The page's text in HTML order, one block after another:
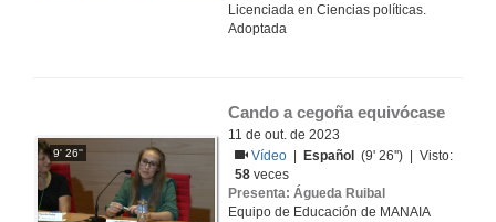
Licenciada en Ciencias políticas.
Adoptada
9' 26''
Cando a cegoña equivócase
11 de out. de 2023
Vídeo
Español
(9' 26'') | Visto:
58 veces
Presenta: Águeda Ruibal
Equipo de Educación de MANAIA